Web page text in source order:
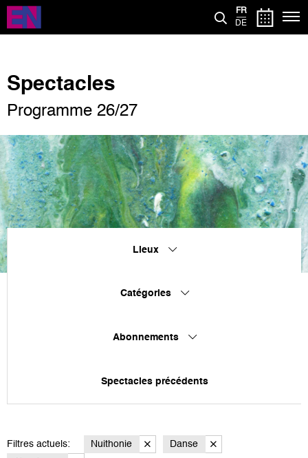
Aller
contenu
FR
DE
Spectacles
Programme 26/27
Lieux
Catégories
Abonnements
Spectacles précédents
Filtres actuels: Nuithonie
Danse